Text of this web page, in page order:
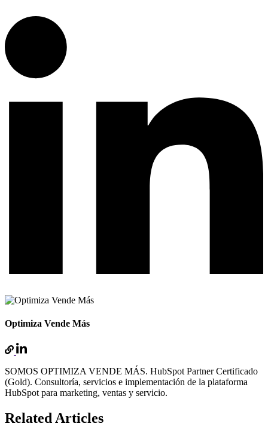
Optimiza Vende Más
SOMOS OPTIMIZA VENDE MÁS. HubSpot Partner Certificado
(Gold). Consultoría, servicios e implementación de la plataforma
HubSpot para marketing, ventas y servicio.
Related Articles